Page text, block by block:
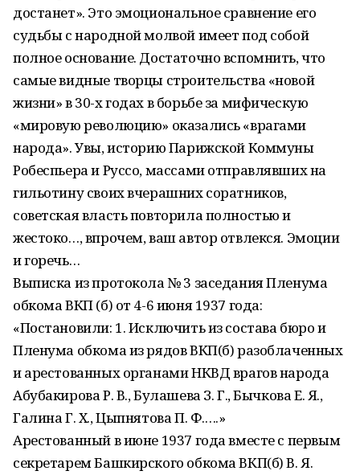
достанет». Это эмоциональное сравнение его
судьбы с народной молвой имеет под собой
полное основание. Достаточно вспомнить, что
самые видные творцы строительства «новой
жизни» в 30-х годах в борьбе за мифическую
«мировую революцию» оказались «врагами
народа». Увы, историю Парижской Коммуны
Робеспьера и Руссо, массами отправлявших на
гильотину своих вчерашних соратников,
советская власть повторила полностью и
жестоко…, впрочем, ваш автор отвлекся. Эмоции
и горечь…
Выписка из протокола № 3 заседания Пленума
обкома ВКП (б) от 4-6 июня 1937 года:
«Постановили: 1. Исключить из состава бюро и
Пленума обкома из рядов ВКП(б) разоблаченных
и арестованных органами НКВД врагов народа
Абубакирова Р. В., Булашева З. Г., Бычкова Е. Я.,
Галина Г. Х., Цыпнятова П. Ф.….»
Арестованный в июне 1937 года вместе с первым
секретарем Башкирского обкома ВКП(б) В. Я.